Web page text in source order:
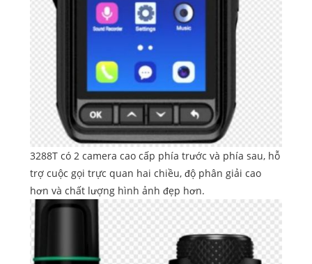
3288T có 2 camera cao cấp phía trước và phía sau, hỗ
trợ cuộc gọi trực quan hai chiều, độ phân giải cao
hơn và chất lượng hình ảnh đẹp hơn.